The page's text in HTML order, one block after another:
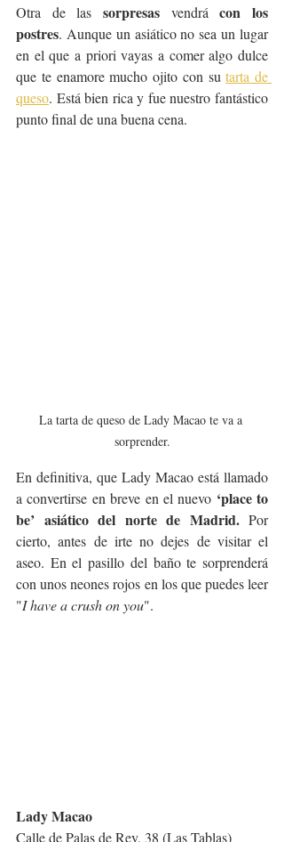
Otra de las sorpresas vendrá con los
postres. Aunque un asiático no sea un lugar
en el que a priori vayas a comer algo dulce
que te enamore mucho ojito con su tarta de
queso. Está bien rica y fue nuestro fantástico
punto final de una buena cena.
La tarta de queso de Lady Macao te va a
sorprender.
En definitiva, que Lady Macao está llamado
a convertirse en breve en el nuevo ‘place to
be’ asiático del norte de Madrid. Por
cierto, antes de irte no dejes de visitar el
aseo. En el pasillo del baño te sorprenderá
con unos neones rojos en los que puedes leer
"I have a crush on you".
Lady Macao
Calle de Palas de Rey, 38 (Las Tablas)